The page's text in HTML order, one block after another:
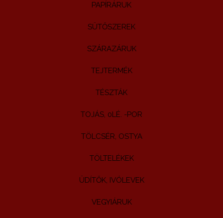
PAPÍRÁRUK
SÜTŐSZEREK
SZÁRAZÁRUK
TEJTERMÉK
TÉSZTÁK
TOJÁS, 0LÉ. -POR
TÖLCSÉR, OSTYA
TÖLTELÉKEK
ÜDÍTŐK, IVÓLEVEK
VEGYIÁRUK